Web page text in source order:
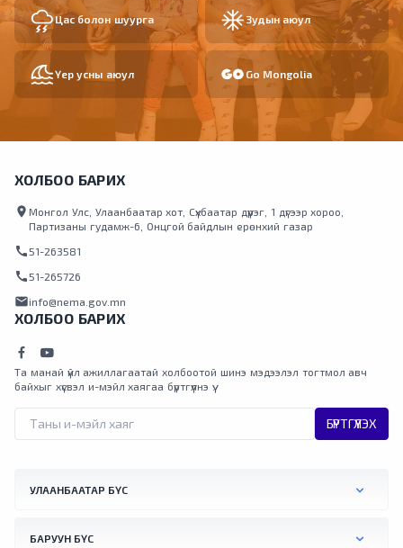
Цас болон шуурга Зудын аюул
Үер усны аюул Go Mongolia
ХОЛБОО БАРИХ
location_on Монгол Улс, Улаанбаатар хот, Сүхбаатар дүүрэг, 1 дүгээр хороо,
Партизаны гудамж-6, Онцгой байдлын ерөнхий газар
call 51-263581
call 51-265726
mailinfo@nema.gov.mn
ХОЛБОО БАРИХ
Та манай үйл ажиллагаатай холбоотой шинэ мэдээлэл тогтмол авч
байхыг хүсвэл и-мэйл хаягаа бүртгүүлнэ үү.
БҮРТГҮҮЛЭХ
УЛААНБААТАР БҮС
БАРУУН БҮС